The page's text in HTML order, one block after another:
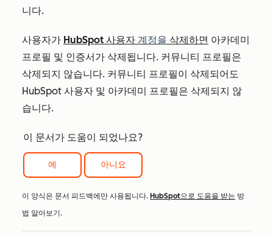
니다.
사용자가 HubSpot 사용자 계정을 삭제하면 아카데미
프로필 및 인증서가 삭제됩니다. 커뮤니티 프로필은
삭제되지 않습니다. 커뮤니티 프로필이 삭제되어도
HubSpot 사용자 및 아카데미 프로필은 삭제되지 않
습니다.
이 문서가 도움이 되었나요?
예 아니요
이 양식은 문서 피드백에만 사용됩니다. HubSpot으로 도움을 받는 방
법 알아보기.